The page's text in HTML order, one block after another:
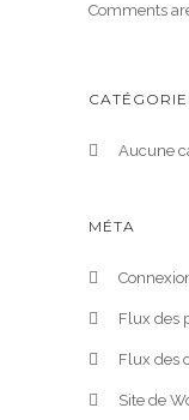
Comments
Aucune
MÉTA
Flux des
Flux des
Site de